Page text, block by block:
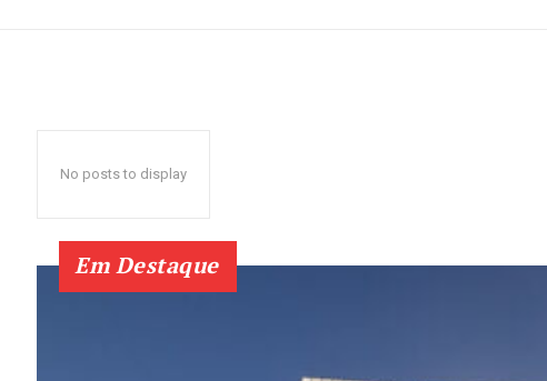
No posts to display
Em Destaque